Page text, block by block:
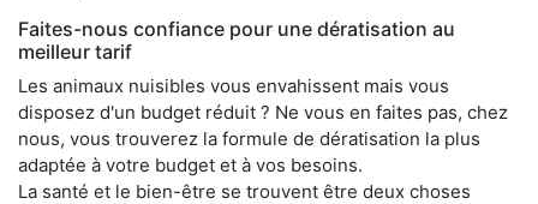
Faites-nous confiance pour une dératisation au
meilleur tarif
Les animaux nuisibles vous envahissent mais vous
disposez d'un budget réduit ? Ne vous en faites pas, chez
nous, vous trouverez la formule de dératisation la plus
adaptée à votre budget et à vos besoins.
La santé et le bien-être se trouvent être deux choses